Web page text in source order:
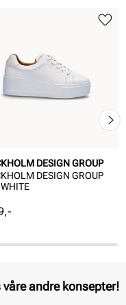
DESIGN GROUP
DESIGN GROUP
andre konsepter!